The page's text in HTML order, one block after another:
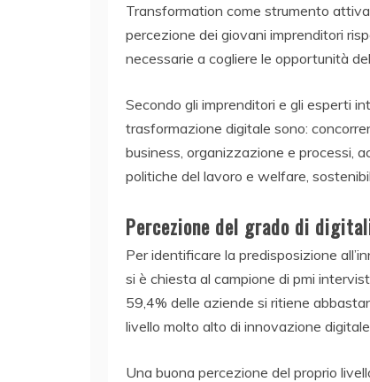
Transformation come strumento
percezione dei giovani imprenditori
necessarie a cogliere le opportunità
Secondo gli imprenditori e gli esperti
trasformazione digitale sono:
business, organizzazione e processi,
politiche del lavoro e welfare,
Percezione del grado di
Per identificare la predisposizione
si è chiesta al campione di pmi
59,4% delle aziende si ritiene
livello molto alto di innovazione digitale.
Una buona percezione del proprio